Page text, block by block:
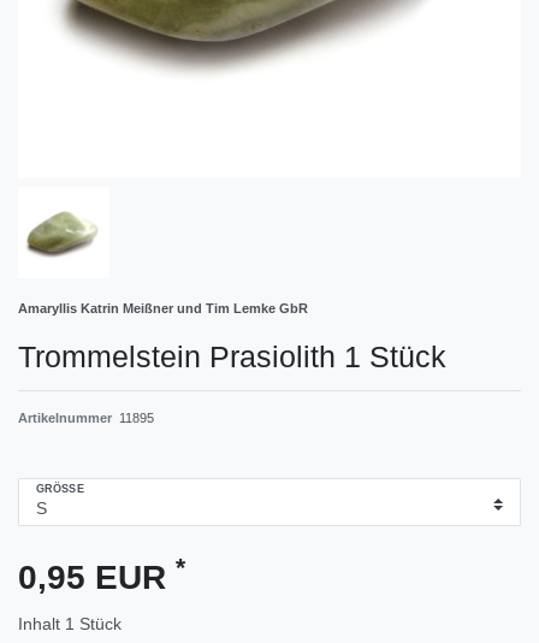
Amaryllis Katrin Meißner und Tim Lemke GbR
Trommelstein Prasiolith 1 Stück
Artikelnummer 11895
GRÖSSE
0,95 EUR *
Inhalt 1 Stück